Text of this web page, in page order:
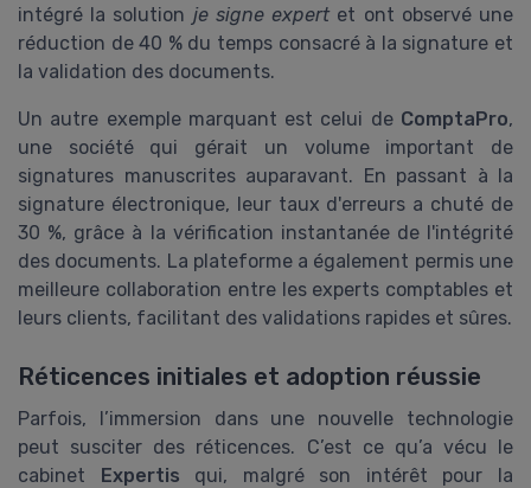
intégré la solution je signe expertet ont observé une
réduction de 40 % du temps consacré à la signature et
la validation des documents.
Un autre exemple marquant est celui de ComptaPro,
une société qui gérait un volume important de
signatures manuscrites auparavant. En passant à la
signature électronique, leur taux d'erreurs a chuté de
30 %, grâce à la vérification instantanée de l'intégrité
des documents. La plateforme a également permis une
meilleure collaboration entre les experts comptables et
leurs clients, facilitant des validations rapides et sûres.
Réticences initiales et adoption réussie
Parfois, l’immersion dans une nouvelle technologie
peut susciter des réticences. C’est ce qu’a vécu le
cabinet Expertis qui, malgré son intérêt pour la